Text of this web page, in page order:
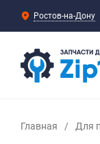
Ростов-на-Дону
Главная / Для